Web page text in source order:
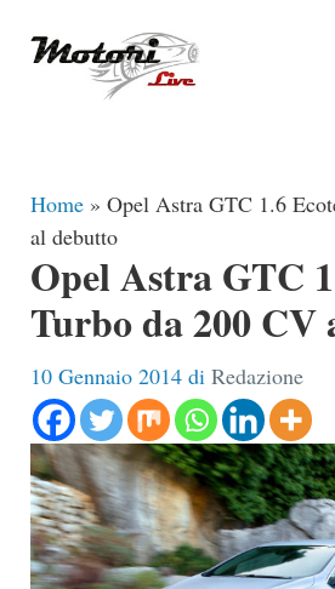
Home » Opel Astra GTC 1.6
al debutto
Opel Astra GTC
Turbo da 200 CV
10 Gennaio 2014 di Redazione